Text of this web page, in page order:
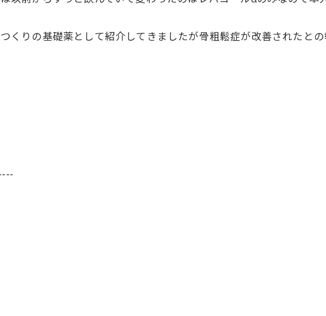
くりの基礎薬として紹介してきましたが骨粗鬆症が改善されたと